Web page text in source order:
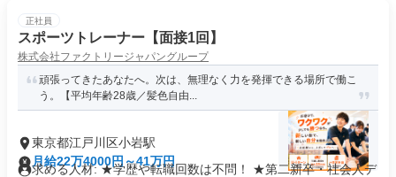
正社員
スポーツトレーナー【面接1回】
株式会社ファクトリージャパングループ
頑張ってきたあなたへ。次は、無理なく力を発揮できる場所で働こ
う。【平均年齢28歳／髪色自由...
東京都江戸川区小岩駅
月給22万4000円～41万円
求める人材: ★学歴や転職回数は不問！ ★第二新卒・社会人デ